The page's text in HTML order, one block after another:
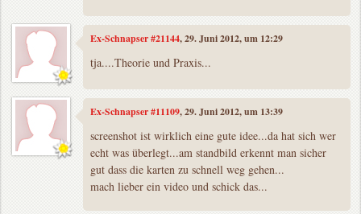
Ex-Schnapser #21144, 29. Juni 2012, um 12:29
tja....Theorie und Praxis...
Ex-Schnapser #11109, 29. Juni 2012, um 13:39
screenshot ist wirklich eine gute idee...da hat sich wer
echt was überlegt...am standbild erkennt man sicher
gut dass die karten zu schnell weg gehen...
mach lieber ein video und schick das...